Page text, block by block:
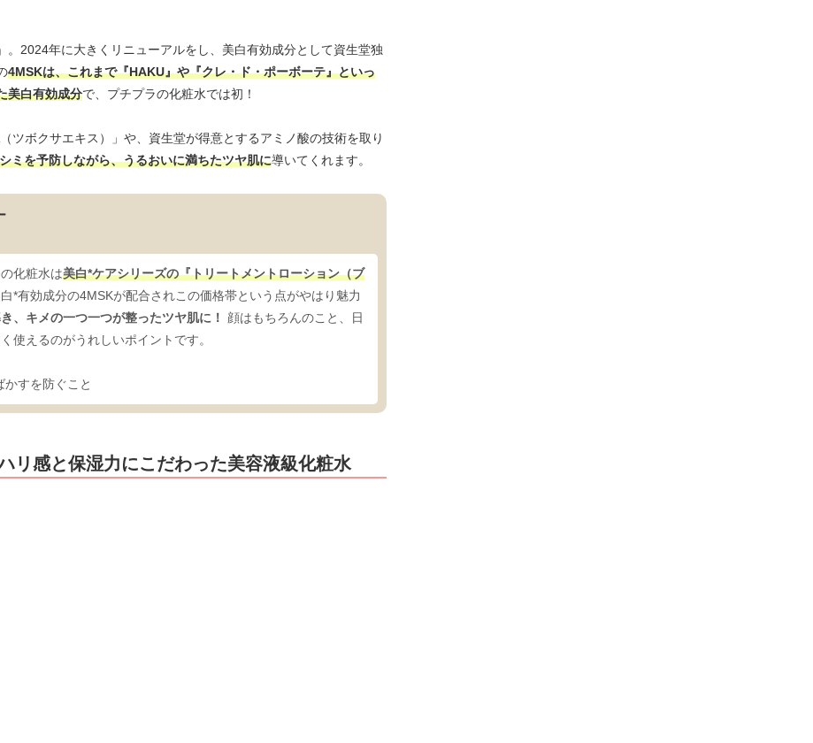
。2024年に大きくリニューアルをし、美白有効成分として資生堂独
4MSKは、これまで『HAKU』や『クレ・ド・ポーボーテ』といっ
美白有効成分で、プチプラの化粧水では初！
ツボクサエキス）」や、資生堂が得意とするアミノ酸の技術を取り
シミを予防しながら、うるおいに満ちたツヤ肌に導いてくれます。
化粧水は美白*ケアシリーズの『トリートメントローション（ブ
*有効成分の4MSKが配合されこの価格帯という点がやはり魅力
、キメの一つ一つが整ったツヤ肌に！
顔はもちろんのこと、日
使えるのがうれしいポイントです。
すを防ぐこと
リ感と保湿力にこだわった美容液級化粧水